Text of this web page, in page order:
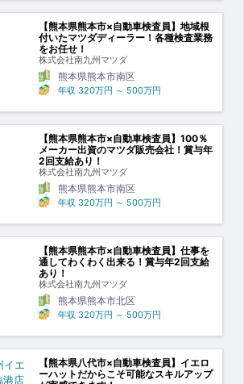
【熊本県熊本市×自動車検査員】地域根
付いたマツダディーラー！各種検査業務
をお任せ！
株式会社南九州マツダ
熊本県熊本市南区
年収 320万円 ～ 500万円
【熊本県熊本市×自動車検査員】100％
メーカー出資のマツダ販売会社！賞与年
2回支給あり！
株式会社南九州マツダ
熊本県熊本市南区
年収 320万円 ～ 500万円
【熊本県熊本市×自動車検査員】仕事を
通してわくわく出来る！賞与年2回支給
あり！
株式会社南九州マツダ
熊本県熊本市北区
年収 320万円 ～ 500万円
【熊本県八代市×自動車検査員】イエロ
ーハットだからこそ可能なスキルアップ